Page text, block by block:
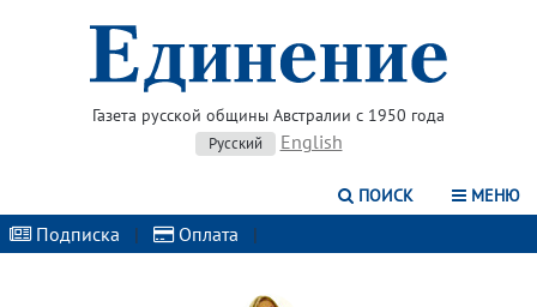
Газета русской общины Австралии с 1950 года
Русский English
ПОИСК МЕНЮ
Подписка | Оплата |